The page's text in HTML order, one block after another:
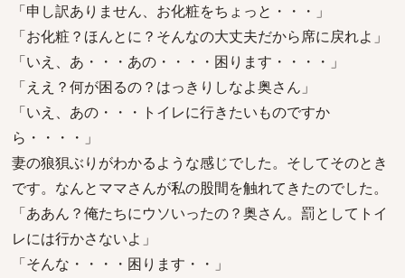
「申し訳ありません、お化粧をちょっと・・・」
「お化粧？ほんとに？そんなの大丈夫だから席に戻れよ」
「いえ、あ・・・あの・・・・困ります・・・・」
「ええ？何が困るの？はっきりしなよ奥さん」
「いえ、あの・・・トイレに行きたいものですか
ら・・・・」
妻の狼狽ぶりがわかるような感じでした。そしてそのとき
です。なんとママさんが私の股間を触れてきたのでした。
「ああん？俺たちにウソいったの？奥さん。罰としてトイ
レには行かさないよ」
「そんな・・・・困ります・・」